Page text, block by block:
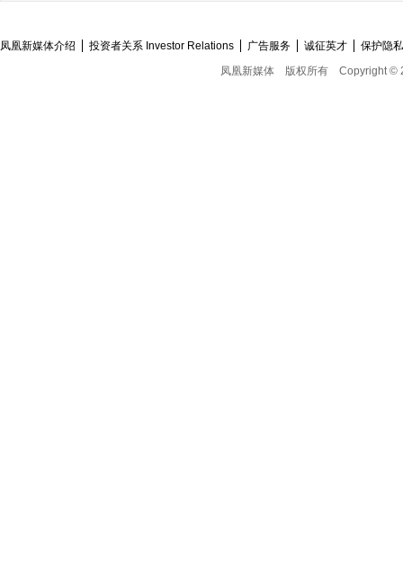
凤凰新媒体介绍 投资者关系 Investor Relations 广告服务 诚征英才
保护隐
凤凰新媒体
版权所有 Copyright ©